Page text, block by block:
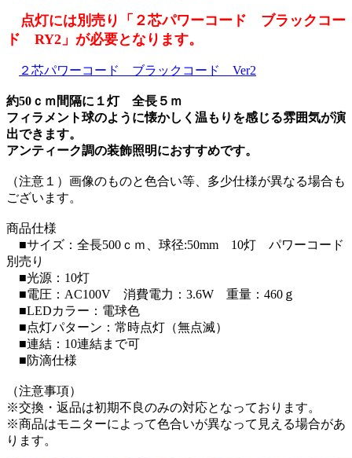
点灯には別売り「２芯パワーコード ブラックコー
ド RY2」が必要となります。
２芯パワーコード ブラックコード Ver2
約50ｃｍ間隔に１灯 全長５ｍ
フィラメント球のように懐かしく温もりを感じる雰囲気が演
出できます。
アンティーク調の装飾照明におすすめです。
（注意１）画像のものと色合い等、多少仕様が異なる場合も
ございます。
商品仕様
■サイズ：全長500ｃｍ、球径:50mm 10灯 パワーコード
別売り
■光源：10灯
■電圧：AC100V 消費電力：3.6W 重量：460ｇ
■LEDカラー：電球色
■点灯パターン：常時点灯（無点滅）
■連結：10連結まで可
■防滴仕様
（注意事項）
※交換・返品は初期不良のみの対応となっております。
※商品はモニターによって色合いが異なって見える場合があ
ります。